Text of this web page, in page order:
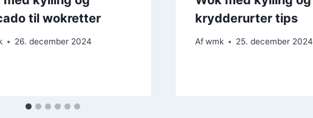
til wokretter
26. december 2024
krydderurter tips
Af wmk 25. december 2024